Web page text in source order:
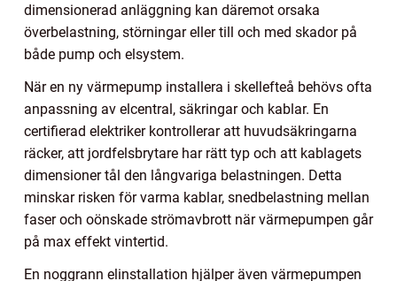
dimensionerad anläggning kan däremot orsaka
överbelastning, störningar eller till och med skador på
både pump och elsystem.
När en ny värmepump installera i skellefteå behövs ofta
anpassning av elcentral, säkringar och kablar. En
certifierad elektriker kontrollerar att huvudsäkringarna
räcker, att jordfelsbrytare har rätt typ och att kablagets
dimensioner tål den långvariga belastningen. Detta
minskar risken för varma kablar, snedbelastning mellan
faser och oönskade strömavbrott när värmepumpen går
på max effekt vintertid.
En noggrann elinstallation hjälper även värmepumpen